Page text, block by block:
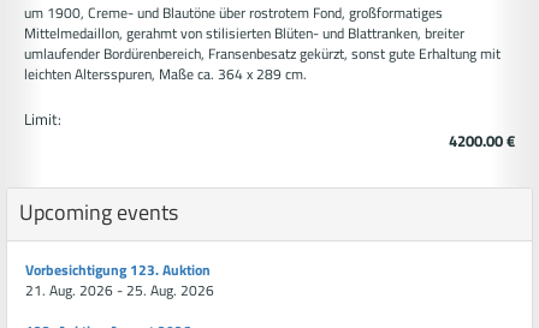
um 1900, Creme- und Blautöne über rostrotem Fond, großformatiges
Mittelmedaillon, gerahmt von stilisierten Blüten- und Blattranken, breiter
umlaufender Bordürenbereich, Fransenbesatz gekürzt, sonst gute Erhaltung mit
leichten Altersspuren, Maße ca. 364 x 289 cm.
Limit:
4200.00 €
Upcoming events
Vorbesichtigung 123. Auktion
21. Aug. 2026 - 25. Aug. 2026